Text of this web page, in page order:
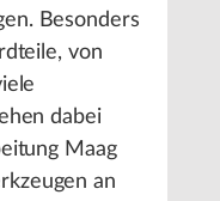
Besonders
von
dabei
Maag
an